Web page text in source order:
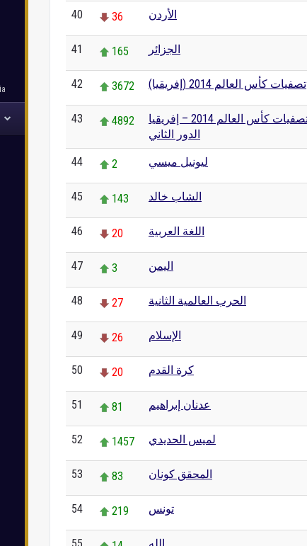
40 36 الأردن
41 165 الجزائر
42 3672 تصفيات كأس العالم 2014 (إفريقيا)
43 4892
تصفيات كأس العالم 2014 – إفريقيا
الدور الثاني
44 2 ليونيل ميسي
45 143 الشاب خالد
46 20 اللغة العربية
47 3 اليمن
48 27 الحرب العالمية الثانية
49 26 الإسلام
50 20 كرة القدم
51 81 عدنان إبراهيم
52 1457 لميس الحديدي
53 83 المحقق كونان
54 219 تونس